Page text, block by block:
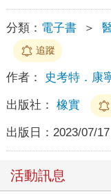
分類： 電子書 ＞
追蹤
作者： 史考特．康
出版社： 橡實
出版日： 2023/07/17
活動訊息